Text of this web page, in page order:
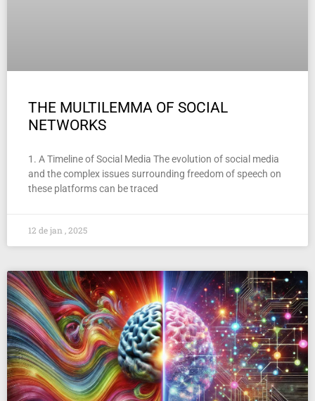
THE MULTILEMMA OF SOCIAL
NETWORKS
1. A Timeline of Social Media The evolution of social media
and the complex issues surrounding freedom of speech on
these platforms can be traced
12 de jan , 2025